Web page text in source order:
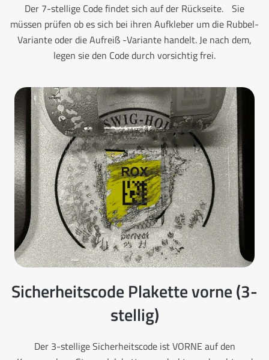
Der 7-stellige Code findet sich auf der Rückseite. Sie
müssen prüfen ob es sich bei ihren Aufkleber um die Rubbel-
Variante oder die Aufreiß -Variante handelt. Je nach dem,
legen sie den Code durch vorsichtig frei.
Sicherheitscode Plakette vorne (3-
stellig)
Der 3-stellige Sicherheitscode ist VORNE auf den